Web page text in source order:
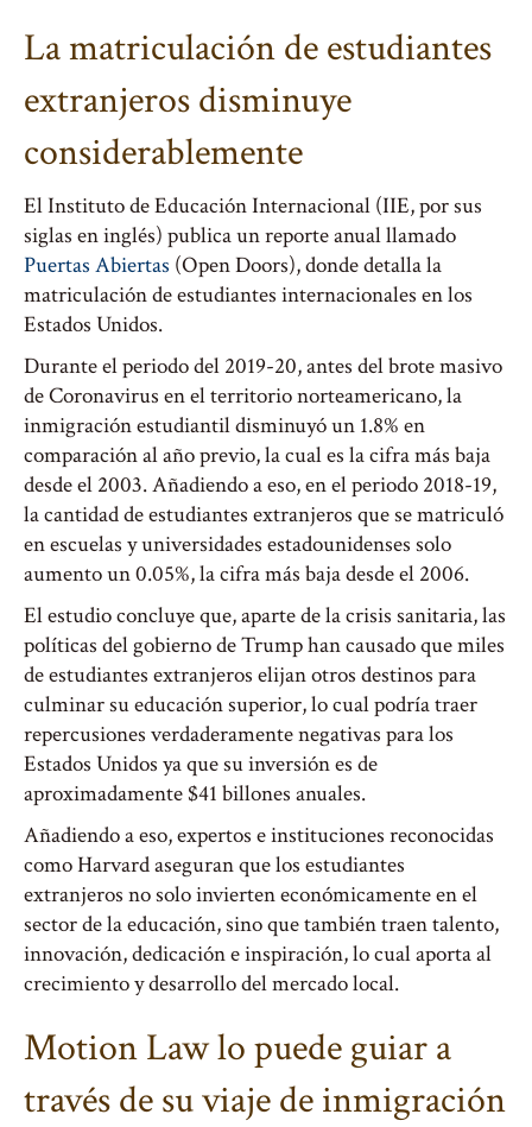
La matriculación de estudiantes
extranjeros disminuye
considerablemente
El Instituto de Educación Internacional (IIE, por sus
siglas en inglés) publica un reporte anual llamado
Puertas Abiertas (Open Doors), donde detalla la
matriculación de estudiantes internacionales en los
Estados Unidos.
Durante el periodo del 2019-20, antes del brote masivo
de Coronavirus en el territorio norteamericano, la
inmigración estudiantil disminuyó un 1.8% en
comparación al año previo, la cual es la cifra más baja
desde el 2003. Añadiendo a eso, en el periodo 2018-19,
la cantidad de estudiantes extranjeros que se matriculó
en escuelas y universidades estadounidenses solo
aumento un 0.05%, la cifra más baja desde el 2006.
El estudio concluye que, aparte de la crisis sanitaria, las
políticas del gobierno de Trump han causado que miles
de estudiantes extranjeros elijan otros destinos para
culminar su educación superior, lo cual podría traer
repercusiones verdaderamente negativas para los
Estados Unidos ya que su inversión es de
aproximadamente $41 billones anuales.
Añadiendo a eso, expertos e instituciones reconocidas
como Harvard aseguran que los estudiantes
extranjeros no solo invierten económicamente en el
sector de la educación, sino que también traen talento,
innovación, dedicación e inspiración, lo cual aporta al
crecimiento y desarrollo del mercado local.
Motion Law lo puede guiar a
través de su viaje de inmigración